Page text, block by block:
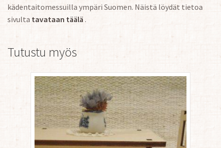
kädentaitomessuilla ympäri Suomen. Näistä löydät tietoa
sivulta tavataan täälä .
Tutustu myös